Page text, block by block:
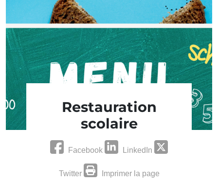
Restauration
scolaire
Facebook LinkedIn
Twitter Imprimer la page